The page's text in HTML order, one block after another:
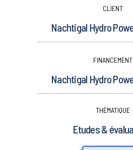
CLIENT
Nachtigal Hydro
FINANCEMENT
Nachtigal Hydro
THÉMATIQUE
Etudes &